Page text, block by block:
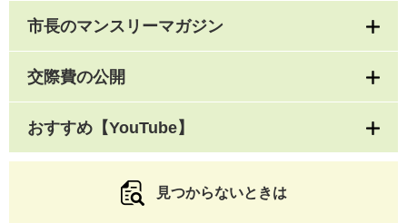
市長のマンスリーマガジン
交際費の公開
おすすめ【YouTube】
見つからないときは